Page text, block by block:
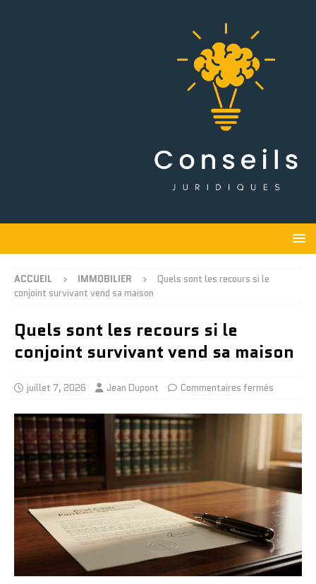
ACCUEIL IMMOBILIER
Quels sont les recours si le
conjoint survivant vend sa maison
Quels sont les recours si le
conjoint survivant vend sa maison
juillet 7, 2026 Jean Dupont Commentaires fermés